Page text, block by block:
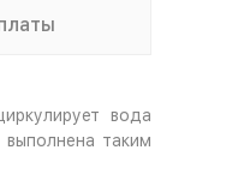
вода
таким